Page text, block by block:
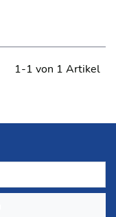
1-1 von 1 Artikel